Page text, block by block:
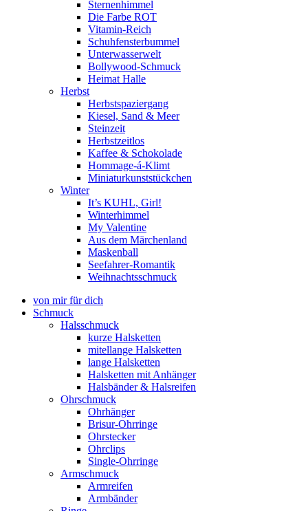
Sternenhimmel
Die Farbe ROT
Vitamin-Reich
Schuhfensterbummel
Unterwasserwelt
Bollywood-Schmuck
Heimat Halle
Herbst
Herbstspaziergang
Kiesel, Sand & Meer
Steinzeit
Herbstzeitlos
Kaffee & Schokolade
Hommage-á-Klimt
Miniaturkunststückchen
Winter
It’s KUHL, Girl!
Winterhimmel
My Valentine
Aus dem Märchenland
Maskenball
Seefahrer-Romantik
Weihnachtsschmuck
von mir für dich
Schmuck
Halsschmuck
kurze Halsketten
mitellange Halsketten
lange Halsketten
Halsketten mit Anhänger
Halsbänder & Halsreifen
Ohrschmuck
Ohrhänger
Brisur-Ohrringe
Ohrstecker
Ohrclips
Single-Ohrringe
Armschmuck
Armreifen
Armbänder